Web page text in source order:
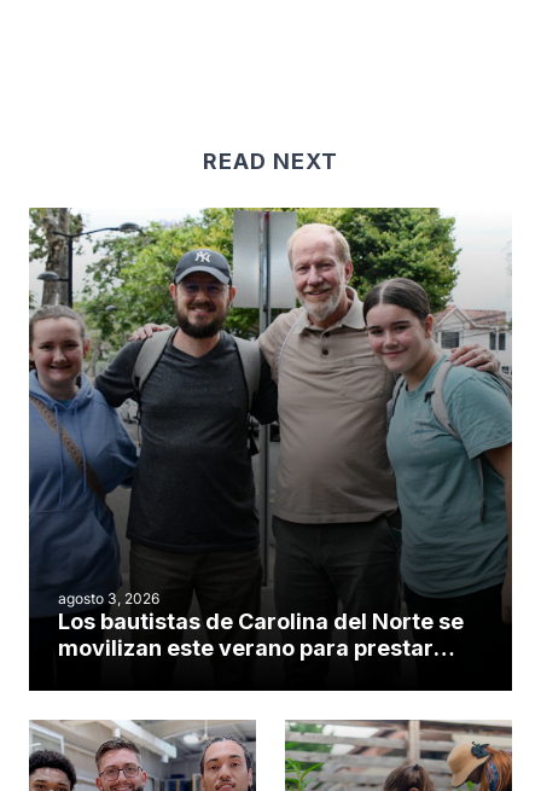
READ NEXT
agosto 3, 2026
Los bautistas de Carolina del Norte se
movilizan este verano para prestar